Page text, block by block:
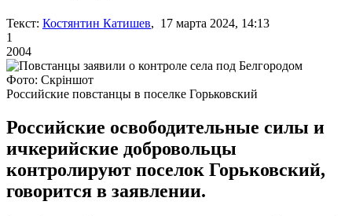
Текст: Костянтин Катишев, 17 марта 2024, 14:13
1
2004
Фото: Скріншот
Российские повстанцы в поселке Горьковский
Российские освободительные силы и
ичкерийские добровольцы
контролируют поселок Горьковский,
говорится в заявлении.